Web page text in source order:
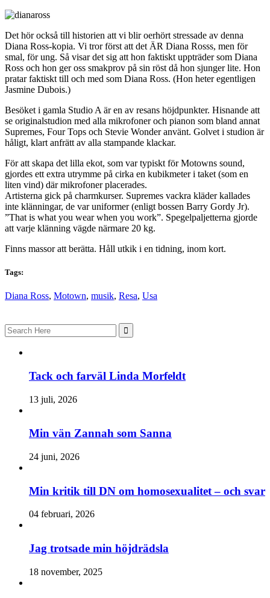
Det hör också till historien att vi blir oerhört stressade av denna
Diana Ross-kopia. Vi tror först att det ÄR Diana Rosss, men för
smal, för ung. Så visar det sig att hon faktiskt uppträder som Diana
Ross och hon ger oss smakprov på sin röst då hon sjunger lite. Hon
pratar faktiskt till och med som Diana Ross. (Hon heter egentligen
Jasmine Dubois.)
Besöket i gamla Studio A är en av resans höjdpunkter. Hisnande att
se originalstudion med alla mikrofoner och pianon som bland annat
Supremes, Four Tops och Stevie Wonder använt. Golvet i studion är
håligt, klart anfrätt av alla stampande klackar.
För att skapa det lilla ekot, som var typiskt för Motowns sound,
gjordes ett extra utrymme på cirka en kubikmeter i taket (som en
liten vind) där mikrofoner placerades.
Artisterna gick på charmkurser. Supremes vackra kläder kallades
inte klänningar, de var uniformer (enligt bossen Barry Gordy Jr).
”That is what you wear when you work”. Spegelpaljetterna gjorde
att varje klänning vägde närmare 20 kg.
Finns massor att berätta. Håll utkik i en tidning, inom kort.
Tags:
Diana Ross, Motown, musik, Resa, Usa
Search
for:
Tack och farväl Linda Morfeldt
13 juli, 2026
Min vän Zannah som Sanna
24 juni, 2026
Min kritik till DN om homosexualitet – och svar
04 februari, 2026
Jag trotsade min höjdrädsla
18 november, 2025